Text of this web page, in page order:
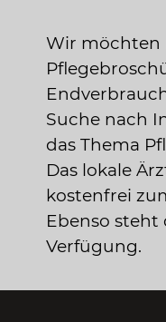
Wir möchten
Suche nach
das Thema
Das lokale
kostenfrei
Ebenso steht
Verfügung.